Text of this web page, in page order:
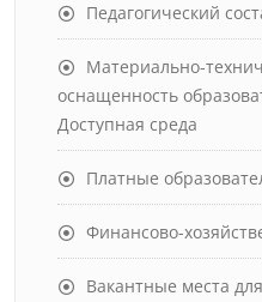
Педагогический
Материально-
оснащенность
Доступная среда
Платные
Финансово-
Вакантные места